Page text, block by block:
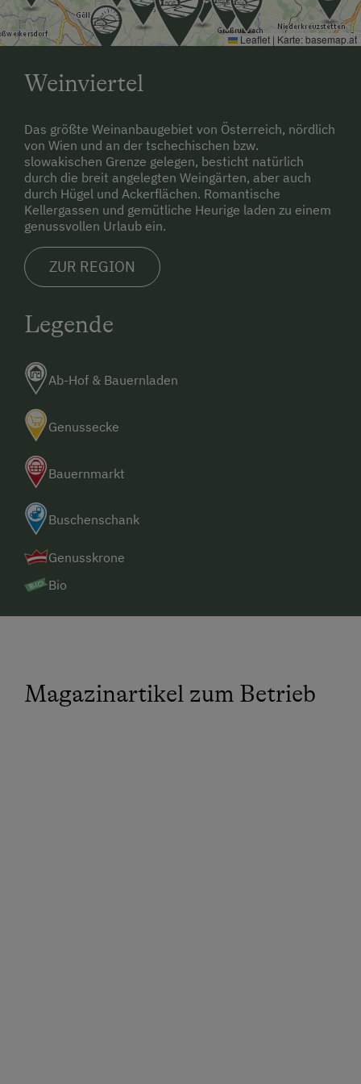
Normalerweise fahren Busse 2-5x pro Tag an
Wochentagen und 2-5x pro Tag am
Anreise mit Zug möglich (nächster Bahnhof:
Vom Bahnhof zu uns: Anrufsammeltaxi,
Öffentlicher Linienbus, Ist-Mobil
w.istmobil.at/inhalt/privatkunden/bezirk-
korneuburg-istmobil.html
Normalerweise fahren Züge 1x pro Stunde an
Wochentagen und 2-5x pro Tag am
In unserer Gemeinde gibt es folgendes
Die nächste Verpflegungsmöglichkeit
Leaflet | Karte:basemap.at
Weinviertel
Das größte Weinanbaugebiet von Österreich, nördlich
von Wien und an der tschechischen bzw.
slowakischen Grenze gelegen, besticht natürlich
durch die breit angelegten Weingärten, aber auch
durch Hügel und Ackerflächen. Romantische
Kellergassen und gemütliche Heurige laden zu einem
genussvollen Urlaub ein.
ZUR REGION
Legende
Ab-Hof & Bauernladen
Genussecke
Bauernmarkt
Buschenschank
Genusskrone
Bio
Magazinartikel zum Betrieb